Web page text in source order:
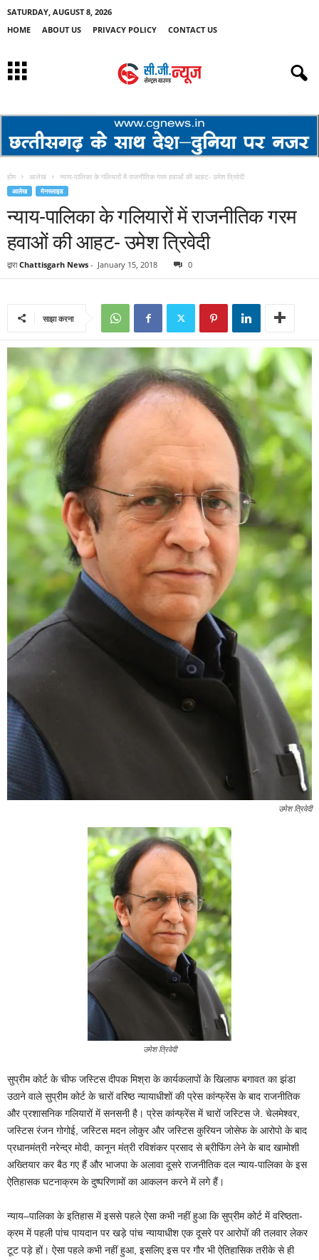
SATURDAY, AUGUST 8, 2026
HOME
ABOUT US PRIVACY POLICY CONTACT US
होम आलेख न्याय-पालिका के गलियारों में राजनीतिक गरम हवाओं की आहट- उमेश त्रिवेदी
आलेख मेनस्लाइड
न्याय-पालिका के गलियारों में राजनीतिक गरम
हवाओं की आहट- उमेश त्रिवेदी
द्वारा Chattisgarh News - January 15, 2018 0
साझा करना
उमेश त्रिवेदी
उमेश त्रिवेदी
सुप्रीम कोर्ट के चीफ जस्टिस दीपक मिश्रा के कार्यकलापों के खिलाफ बगावत का झंडा
उठाने वाले सुप्रीम कोर्ट के चारों वरिष्ठ न्यायाधीशों की प्रेस कांन्फ्रेंस के बाद राजनीतिक
और प्रशासनिक गलियारों में सनसनी है। प्रेस कांन्फ्रेंस में चारों जस्टिस जे. चेलमेश्वर,
जस्टिस रंजन गोगोई, जस्टिस मदन लोकुर और जस्टिस कुरियन जोसेफ के आरोपो के बाद
प्रधानमंत्री नरेन्द्र मोदी, कानून मंत्री रविशंकर प्रसाद से ब्रीफिंग लेने के बाद खामोशी
अख्तियार कर बैठ गए हैं और भाजपा के अलावा दूसरे राजनीतिक दल न्याय-पालिका के इस
ऐतिहासक घटनाक्रम के दुष्परिणामों का आकलन करने में लगे हैं।
न्याय–पालिका के इतिहास में इससे पहले ऐसा कभी नहीं हुआ कि सुप्रीम कोर्ट में वरिष्ठता-
क्रम में पहली पांच पायदान पर खड़े पांच न्यायाधीश एक दूसरे पर आरोपों की तलवार लेकर
टूट पड़े हों। ऐसा पहले कभी नहीं हुआ, इसलिए इस पर गौर भी ऐतिहासिक तरीके से ही